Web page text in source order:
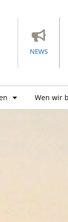
NEWS
Wen wir